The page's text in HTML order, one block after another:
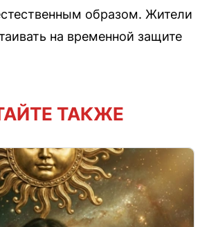
образом. Жители
на временной защите
ТАКЖЕ